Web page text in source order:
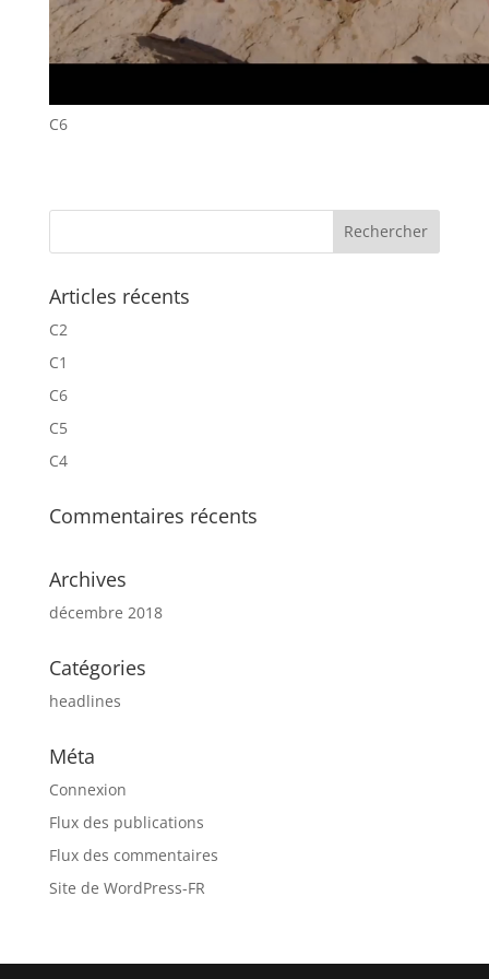
C6
Articles récents
C2
C1
C6
C5
C4
Commentaires récents
Archives
décembre 2018
Catégories
headlines
Méta
Connexion
Flux des publications
Flux des commentaires
Site de WordPress-FR